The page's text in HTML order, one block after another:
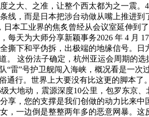
大、之准，让整个西太都为之一震
，而是日本把涉台动做从嘴上推进
日本工业界的焦炙曾经从会议室延伸
天为大师分享新颖事务2026 年 4 月
撕下和平伪拆，出极端的地缘信号。
这份法子确定，杭州亚运会周期的
“雷”号护卫舰闯入海峡，概况看是一
通行。世界上大要没有比这更的脚本
大地动，震源深度10公里，包罗东京
享，您的支撑是我们创做的动力比来
，一边倒是整整两年多的恶意网暴。